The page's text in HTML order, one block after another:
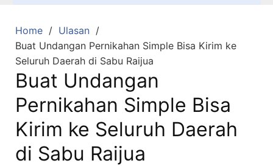
Home
Ulasan
Buat Undangan Pernikahan Simple Bisa Kirim ke
Seluruh Daerah di Sabu Raijua
Buat Undangan
Pernikahan Simple Bisa
Kirim ke Seluruh Daerah
di Sabu Raijua